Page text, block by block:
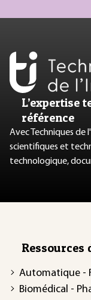
L’expertise
référence
Avec Techniques de
scientifiques et
technologique,
Ressources
Automatique -
Biomédical -